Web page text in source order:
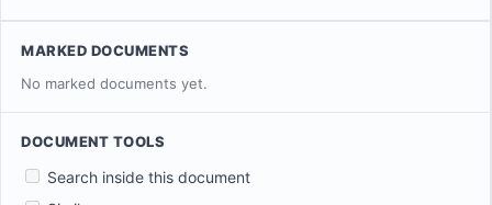
MARKED DOCUMENTS
No marked documents yet.
DOCUMENT TOOLS
Search inside this document